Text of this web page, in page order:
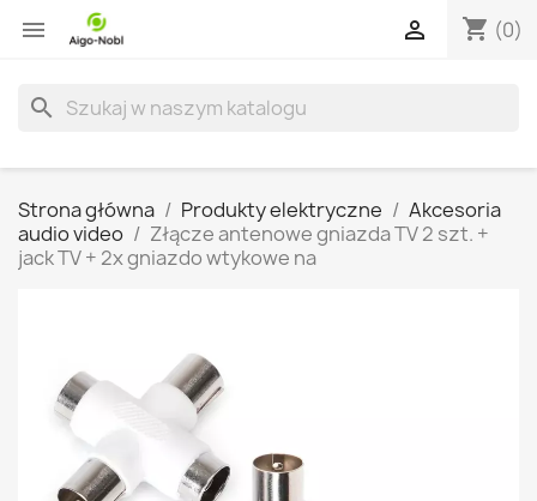
 shopping_cart (0)

search
Strona główna Produkty elektryczne
Akcesoria
audio video
Złącze antenowe gniazda TV 2 szt. +
jack TV + 2x gniazdo wtykowe na